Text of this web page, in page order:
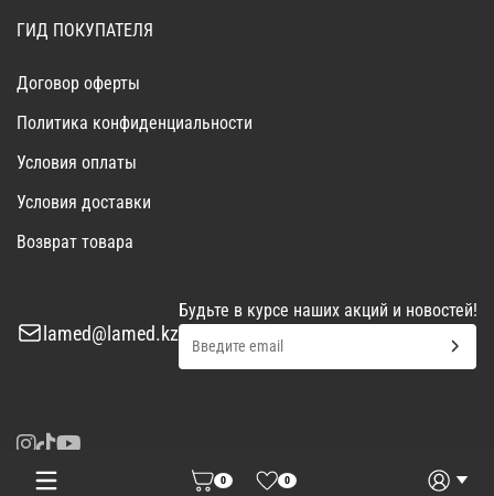
0 0
ГИД ПОКУПАТЕЛЯ
Договор оферты
Политика конфиденциальности
Условия оплаты
Условия доставки
Возврат товара
lamed@lamed.kz
Будьте в курсе наших акций и новостей!